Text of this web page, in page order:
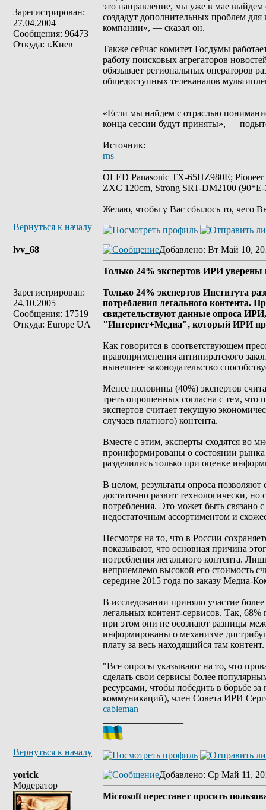
Зарегистрирован:
27.04.2004
Сообщения: 96473
Откуда: г.Киев
это направление, мы уже в мае выйдем
создадут дополнительных проблем
компании», — сказал он.
Также сейчас комитет Госдумы
работу поисковых агрегаторов
обязывает региональных операторов
общедоступных телеканалов
«Если мы найдем с отраслью
конца сессии будут приняты», —
Источник:
rns
OLED Panasonic TX-65HZ980E;
ZXC 120cm, Strong SRT-DM2100
Желаю, чтобы у Вас сбылось то, чего
Вернуться к началу
lvv_68
Зарегистрирован:
24.10.2005
Сообщения: 17519
Откуда: Europe UA
Добавлено: Вт Май 10,
Только 24% экспертов ИРИ
Только 24% экспертов Института
потребления легального контента.
свидетельствуют данные опроса
"Интернет+Медиа", который ИРИ
Как говорится в соответствующем
правоприменения антипиратского
нынешнее законодательство
Менее половины (40%) экспертов
треть опрошенных согласна с тем, что
экспертов считает текущую
случаев платного) контента.
Вместе с этим, эксперты сходятся во
проинформированы о состоянии рынка
разделились только при оценке
В целом, результаты опроса позволяют
достаточно развит технологически,
потребления. Это может быть связано
недостаточным ассортиментом и
Несмотря на то, что в России
показывают, что основная причина
потребления легального контента.
неприемлемо высокой его стоимость
середине 2015 года по заказу
В исследовании приняло участие
легальных контент-сервисов. Так,
при этом они не осознают разницы
информированы о механизме
плату за весь находящийся там контент.
"Все опросы указывают на то, что
сделать свои сервисы более
ресурсами, чтобы победить в борьбе
коммуникаций), член Совета ИРИ
cableman
Вернуться к началу
yorick
Модератор
Добавлено: Ср Май 11,
Microsoft перестанет просить